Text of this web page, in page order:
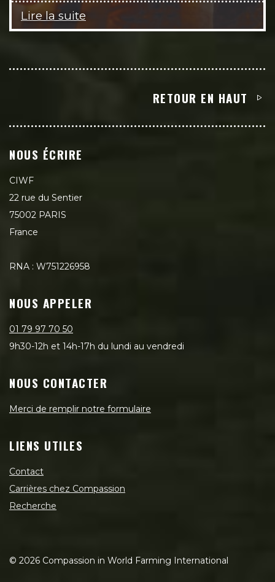
Lire la suite
RETOUR EN HAUT
NOUS ÉCRIRE
CIWF
22 rue du Sentier
75002 PARIS
France
RNA : W751226958
NOUS APPELER
01 79 97 70 50
9h30-12h et 14h-17h du lundi au vendredi
NOUS CONTACTER
Merci de remplir notre formulaire
LIENS UTILES
Contact
Carrières chez Compassion
Recherche
© 2026 Compassion in World Farming International